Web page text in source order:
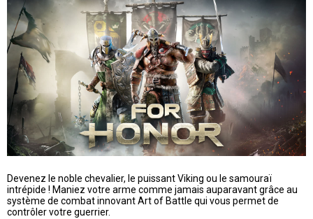
Devenez le noble chevalier, le puissant Viking ou le samouraï
intrépide ! Maniez votre arme comme jamais auparavant grâce au
système de combat innovant Art of Battle qui vous permet de
contrôler votre guerrier.